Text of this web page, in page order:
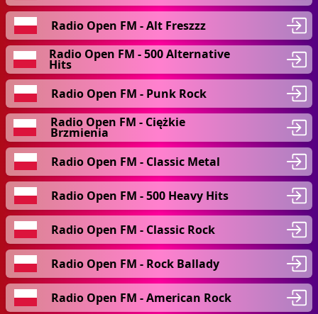
Radio Open FM - Alt Freszzz
Radio Open FM - 500 Alternative
Hits
Radio Open FM - Punk Rock
Radio Open FM - Ciężkie
Brzmienia
Radio Open FM - Classic Metal
Radio Open FM - 500 Heavy Hits
Radio Open FM - Classic Rock
Radio Open FM - Rock Ballady
Radio Open FM - American Rock